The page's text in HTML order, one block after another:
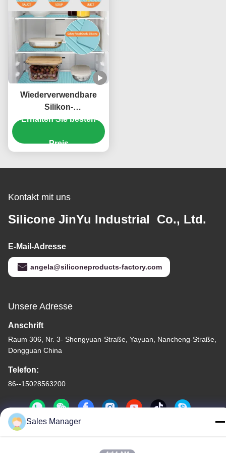
Wiederverwendbare
Silikon-
Kühlschrankeinlagen,
für die
wasserdichte und
Regalschutzmatten für
und Glasböden
Erhalten Sie besten
Preis
Kontakt mit uns
Silicone JinYu Industrial Co., Ltd.
E-Mail-Adresse
angela@siliconeproducts-factory.com
Unsere Adresse
Anschrift
Raum 306, Nr. 3- Shengyuan-Straße, Yayuan, Nancheng-Straße,
Dongguan China
Telefon:
86--15028563200
Sales Manager